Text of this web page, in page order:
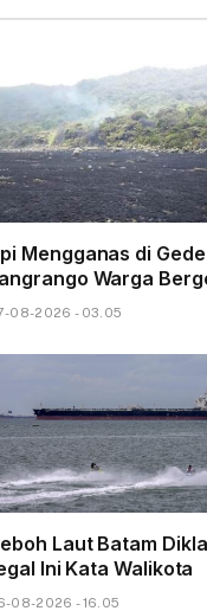
Mengganas di Gede
Warga
08-2026 - 03.05
Laut Batam
Ini Kata Walikota
08-2026 - 16.05